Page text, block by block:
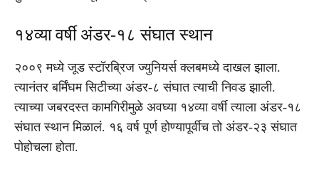
१४व्या वर्षी अंडर-१८ संघात स्थान
२००९ मध्ये जूड स्टॉरब्रिज ज्युनियर्स क्लबमध्ये दाखल झाला.
त्यानंतर बर्मिंघम सिटीच्या अंडर-८ संघात त्याची निवड झाली.
त्याच्या जबरदस्त कामगिरीमुळे अवघ्या १४व्या वर्षी त्याला अंडर-१८
संघात स्थान मिळालं. १६ वर्ष पूर्ण होण्यापूर्वीच तो अंडर-२३ संघात
पोहोचला होता.